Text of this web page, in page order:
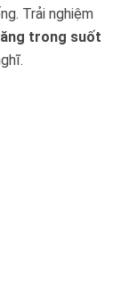
Trải nghiệm
trong suốt